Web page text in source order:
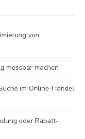
von
messbar machen
im Online-Handel
oder Rabatt-